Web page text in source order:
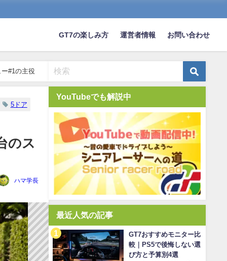
GT7の楽しみ方 運営者情報 お問い合わせ
#1の主役
5ドア
のス
ハマ学長
YouTubeでも解説中
最近人気の記事
GT7おすすめモニター比
較｜PS5で後悔しない選
び方と予算別4選